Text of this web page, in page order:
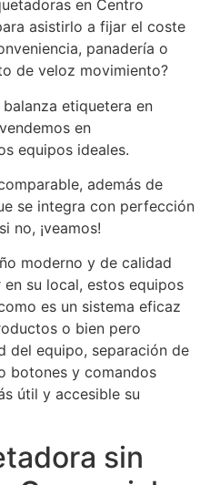
en Centro
asistirlo a fijar el coste
panadería o
de veloz movimiento?
etiquetera en
en
equipos ideales.
además de
se integra con perfección
no, ¡veamos!
moderno y de calidad
su local, estos equipos
es un sistema eficaz
o bien pero
del equipo, separación de
botones y comandos
útil y accesible su
sin